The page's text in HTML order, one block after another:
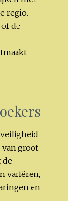
regio.
de
veiligheid
groot
de
variëren,
en